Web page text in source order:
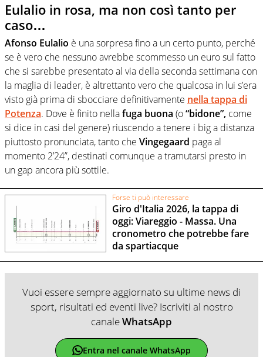
Eulalio in rosa, ma non così tanto per
caso…
Afonso Eulalio è una sorpresa fino a un certo punto, perché
se è vero che nessuno avrebbe scommesso un euro sul fatto
che si sarebbe presentato al via della seconda settimana con
la maglia di leader, è altrettanto vero che qualcosa in lui s’era
visto già prima di sbocciare definitivamente nella tappa di
Potenza. Dove è finito nellafuga buona (o“bidone”, come
si dice in casi del genere) riuscendo a tenere i big a distanza
piuttosto pronunciata, tanto che Vingegaard paga al
momento 2’24”, destinati comunque a tramutarsi presto in
un gap ancora più sottile.
Forse ti può interessare
Giro d'Italia 2026, la tappa di
oggi: Viareggio - Massa. Una
cronometro che potrebbe fare
da spartiacque
Vuoi essere sempre aggiornato su ultime news di
sport, risultati ed eventi live? Iscriviti al nostro
canaleWhatsApp
Entra nel canale WhatsApp